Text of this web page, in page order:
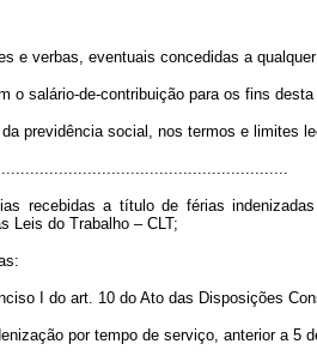
e verbas, eventuais concedidas a
o salário-de-contribuição para os fins
previdência social, nos termos e limites
recebidas a título de férias
Leis do Trabalho – CLT;
I do art. 10 do Ato das Disposições
por tempo de serviço, anterior a 5